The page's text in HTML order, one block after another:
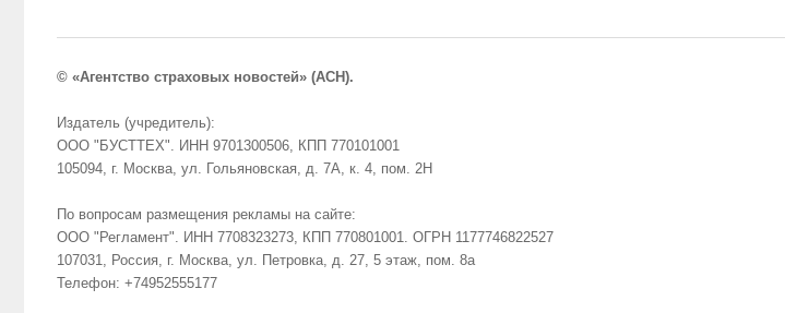
© «Агентство страховых новостей» (АСН).
Издатель (учредитель):
ООО "БУСТТЕХ". ИНН 9701300506, КПП 770101001
105094, г. Москва, ул. Гольяновская, д. 7А, к. 4, пом. 2Н
По вопросам размещения рекламы на сайте:
ООО "Регламент". ИНН 7708323273, КПП 770801001. ОГРН 1177746822527
107031, Россия, г. Москва, ул. Петровка, д. 27, 5 этаж, пом. 8а
Телефон: +74952555177